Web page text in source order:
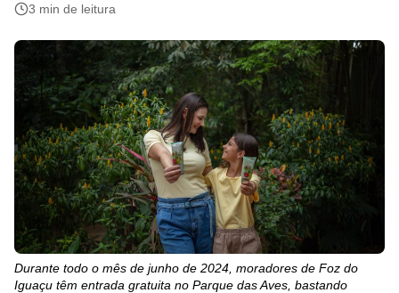
3 min de leitura
Durante todo o mês de junho de 2024, moradores de Foz do
Iguaçu têm entrada gratuita no Parque das Aves, bastando